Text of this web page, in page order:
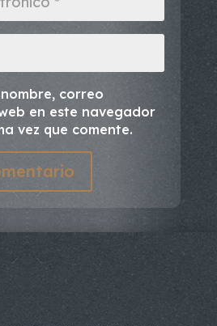
correo
en este navegador
vez que comente.